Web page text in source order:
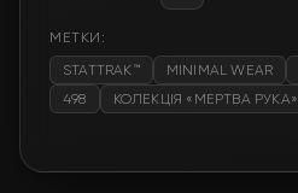
МЕТКИ:
STATTRAK™
MINIMAL WEAR
498
КОЛЕКЦІЯ «МЕРТВА РУКА»